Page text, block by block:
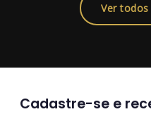
Ver
Cadastre-se e